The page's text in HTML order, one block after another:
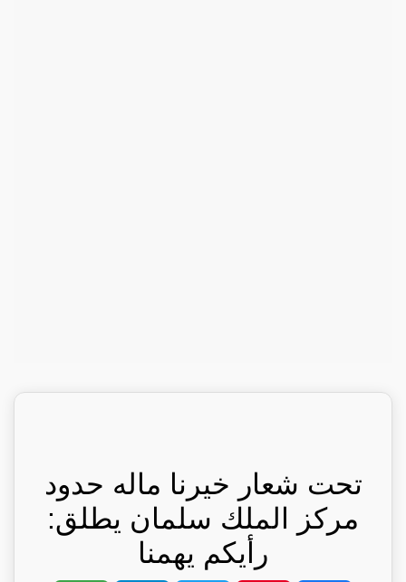
تحت شعار خيرنا ماله حدود
مركز الملك سلمان يطلق:
رأيكم يهمنا